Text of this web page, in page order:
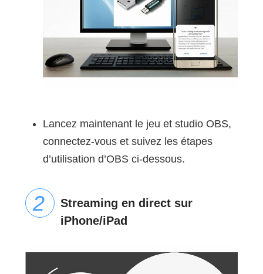
Lancez maintenant le jeu et studio OBS,
connectez-vous et suivez les étapes
d’utilisation d’OBS ci-dessous.
Streaming en direct sur
iPhone/iPad